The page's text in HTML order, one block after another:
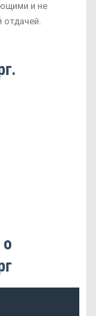
и не
отдачей.